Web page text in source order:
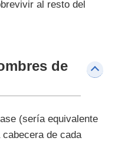
al resto del
de
(sería equivalente
de cada